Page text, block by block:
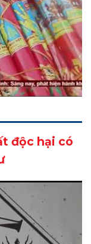
độc hại có